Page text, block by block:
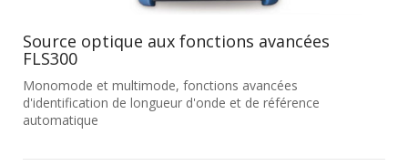
Source optique aux fonctions avancées
FLS300
Monomode et multimode, fonctions avancées
d'identification de longueur d'onde et de référence
automatique